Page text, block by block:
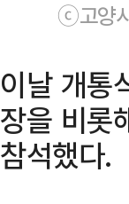
ⓒ고양
이날 개통
장을 비롯
참석했다.